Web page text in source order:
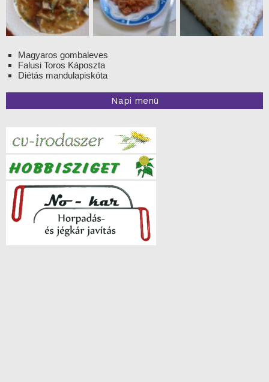
Magyaros gombaleves
Falusi Toros Káposzta
Diétás mandulapiskóta
Napi menü